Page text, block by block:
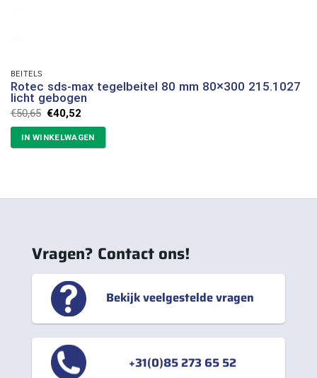
BEITELS
Rotec sds-max tegelbeitel 80 mm 80×300 215.1027
licht gebogen
€50,65 Oorspronkelijke
prijs
was:
€50,65.
€40,52
is:
€40,52.
IN WINKELWAGEN
Vragen? Contact ons!
Bekijk veelgestelde vragen
+31(0)85 273 65 52